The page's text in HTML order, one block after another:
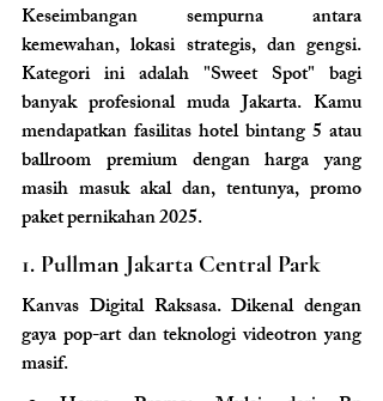
Keseimbangan sempurna antara
kemewahan, lokasi strategis, dan gengsi.
Kategori ini adalah "Sweet Spot" bagi
banyak profesional muda Jakarta. Kamu
mendapatkan fasilitas hotel bintang 5 atau
ballroom premium dengan harga yang
masih masuk akal dan, tentunya, promo
paket pernikahan 2025.
1. Pullman Jakarta Central Park
Kanvas Digital Raksasa. Dikenal dengan
gaya pop-art dan teknologi videotron yang
masif.